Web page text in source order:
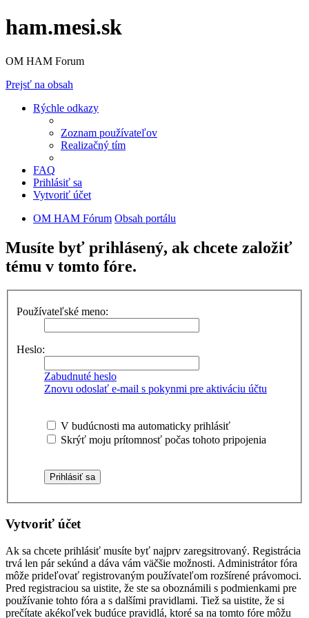
ham.mesi.sk
OM HAM Forum
Prejsť na obsah
Rýchle odkazy
Zoznam používateľov
Realizačný tím
FAQ
Prihlásiť sa
Vytvoriť účet
OM HAM Fórum Obsah portálu
Musíte byť prihlásený, ak chcete založiť
tému v tomto fóre.
Používateľské meno:
Heslo:
Zabudnuté heslo
Znovu odoslať e-mail s pokynmi pre aktiváciu účtu
V budúcnosti ma automaticky prihlásiť
Skrýť moju prítomnosť počas tohoto pripojenia
Vytvoriť účet
Ak sa chcete prihlásiť musíte byť najprv zaregsitrovaný. Registrácia
trvá len pár sekúnd a dáva vám väčšie možnosti. Administrátor fóra
môže prideľovať registrovaným používateľom rozšírené právomoci.
Pred registraciou sa uistite, že ste sa oboznámili s podmienkami pre
používanie tohto fóra a s dalšími pravidlami. Tiež sa uistite, že si
prečítate akékoľvek budúce pravidlá, ktoré sa na tomto fóre môžu